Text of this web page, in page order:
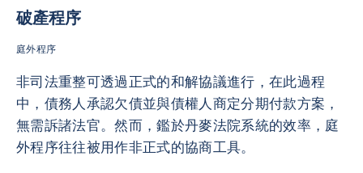
破產程序
庭外程序
非司法重整可透過正式的和解協議進行，在此過程
中，債務人承認欠債並與債權人商定分期付款方案，
無需訴諸法官。然而，鑑於丹麥法院系統的效率，庭
外程序往往被用作非正式的協商工具。